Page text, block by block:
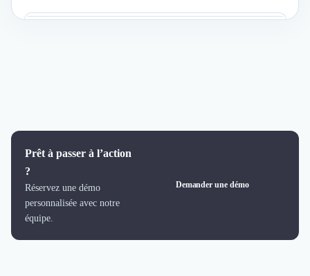
Prêt à passer à l’action
?
Réservez une démo
personnalisée avec notre
équipe.
Demander une démo